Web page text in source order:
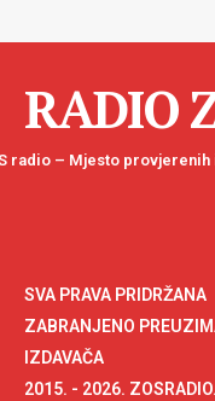
RADIO
radio – Mjesto
SVA PRAVA PRIDRŽANA
ZABRANJENO
IZDAVAČA
2015. - 2026.